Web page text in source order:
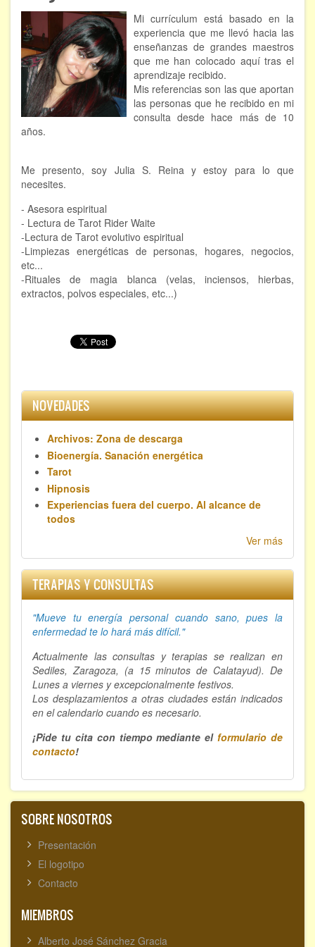
ÁREAS DE CONOCIMIENTO
Bioenergía
Chamanismo
Flores de Bach
Hipnosis
Radiestesia
Runas
Tarot
Viaje astral
Bioenergía Cuántica Evolutiva
PRÁCTICO
NOTICIAS Y ENTREVISTAS
TERAPIAS
Sincroinducción. Entrenamiento mental
Hipnosis clínica
Hipnosis proyectiva
Bioenergía. Sanación energética
Relajación y autoprotección
DESCARGAS
Mi currículum está basado en la
experiencia que me llevó hacia las
enseñanzas de grandes maestros
que me han colocado aquí tras el
aprendizaje recibido.
Mis referencias son las que aportan
las personas que he recibido en mi
consulta desde hace más de 10
años.
Me presento, soy Julia S. Reina y estoy para lo que
necesites.
- Asesora espiritual
- Lectura de Tarot Rider Waite
-Lectura de Tarot evolutivo espiritual
-Limpiezas energéticas de personas, hogares, negocios,
etc...
-Rituales de magia blanca (velas, inciensos, hierbas,
extractos, polvos especiales, etc...)
NOVEDADES
Archivos: Zona de descarga
Bioenergía. Sanación energética
Tarot
Hipnosis
Experiencias fuera del cuerpo. Al alcance de
todos
Ver más
TERAPIAS Y CONSULTAS
"Mueve tu energía personal cuando sano, pues la
enfermedad te lo hará más difícil."
Actualmente las consultas y terapias se realizan en
Sediles, Zaragoza, (a 15 minutos de Calatayud). De
Lunes a viernes y excepcionalmente festivos.
Los desplazamientos a otras ciudades están indicados
en el calendario cuando es necesario.
¡Pide tu cita con tiempo mediante el formulario de
contacto!
SOBRE NOSOTROS
Presentación
El logotipo
Contacto
MIEMBROS
Alberto José Sánchez Gracia